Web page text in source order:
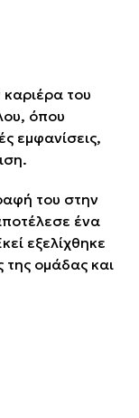
του
όπου
εμφανίσεις,
του στην
ένα
εξελίχθηκε
της ομάδας και